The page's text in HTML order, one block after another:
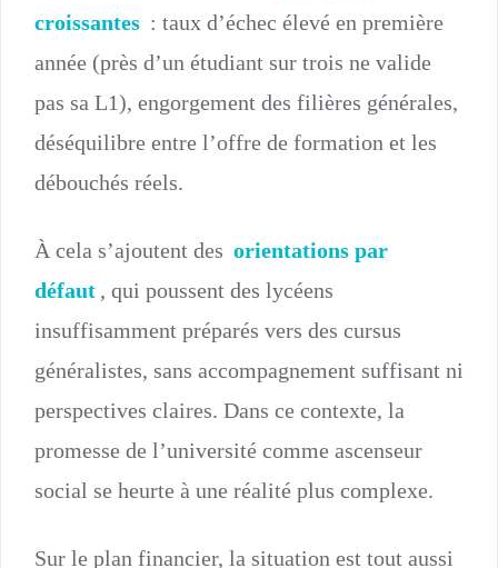
croissantes : taux d’échec élevé en première
année (près d’un étudiant sur trois ne valide
pas sa L1), engorgement des filières générales,
déséquilibre entre l’offre de formation et les
débouchés réels.
À cela s’ajoutent des orientations par
défaut , qui poussent des lycéens
insuffisamment préparés vers des cursus
généralistes, sans accompagnement suffisant ni
perspectives claires. Dans ce contexte, la
promesse de l’université comme ascenseur
social se heurte à une réalité plus complexe.
Sur le plan financier, la situation est tout aussi